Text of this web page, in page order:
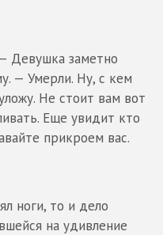
Девушка заметно
— Умерли. Ну, с кем
Не стоит вам вот
Еще увидит кто
прикроем вас.
ноги, то и дело
на удивление